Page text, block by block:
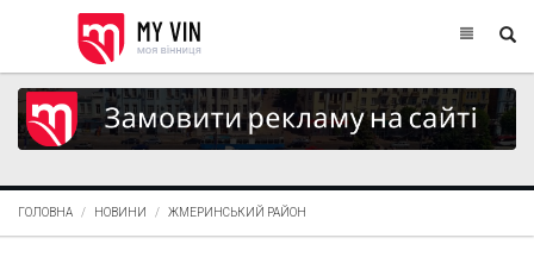
ГОЛОВНА НОВИНИ ЖМЕРИНСЬКИЙ РАЙОН